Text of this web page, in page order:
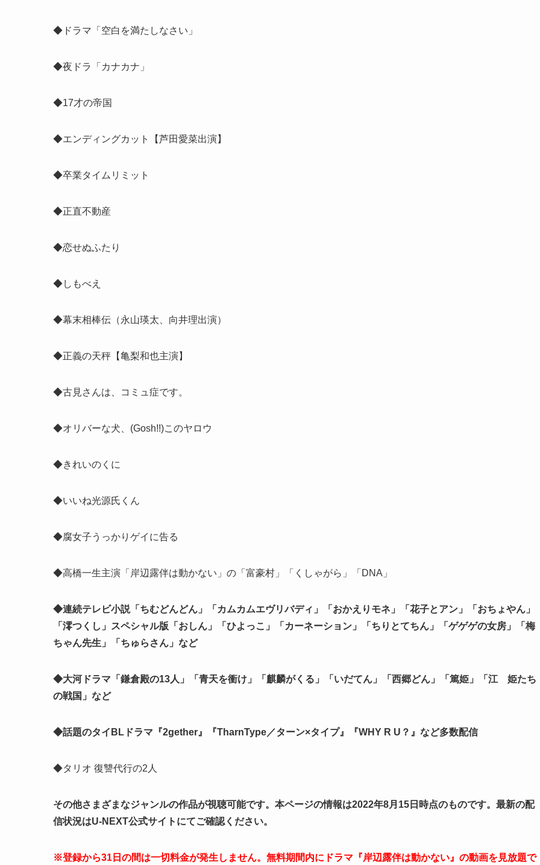
◆ドラマ「空白を満たしなさい」
◆夜ドラ「カナカナ」
◆17才の帝国
◆エンディングカット【芦田愛菜出演】
◆卒業タイムリミット
◆正直不動産
◆恋せぬふたり
◆しもべえ
◆幕末相棒伝（永山瑛太、向井理出演）
◆正義の天秤【亀梨和也主演】
◆古見さんは、コミュ症です。
◆オリバーな犬、(Gosh!!)このヤロウ
◆きれいのくに
◆いいね光源氏くん
◆腐女子うっかりゲイに告る
◆高橋一生主演「岸辺露伴は動かない」の「富豪村」「くしゃがら」「DNA」
◆連続テレビ小説「ちむどんどん」「カムカムエヴリバディ」「おかえりモネ」「花子とアン」「おちょやん」
「澪つくし」スペシャル版「おしん」「ひよっこ」「カーネーション」「ちりとてちん」「ゲゲゲの女房」「梅
ちゃん先生」「ちゅらさん」など
◆大河ドラマ「鎌倉殿の13人」「青天を衝け」「麒麟がくる」「いだてん」「西郷どん」「篤姫」「江 姫たち
の戦国」など
◆話題のタイBLドラマ『2gether』『TharnType／ターン×タイプ』『WHY R U？』など多数配信
◆タリオ 復讐代行の2人
その他さまざまなジャンルの作品が視聴可能です。本ページの情報は2022年8月15日時点のものです。最新の配
信状況はU-NEXT公式サイトにてご確認ください。
※登録から31日の間は一切料金が発生しません。無料期間内にドラマ『岸辺露伴は動かない』の動画を見放題で